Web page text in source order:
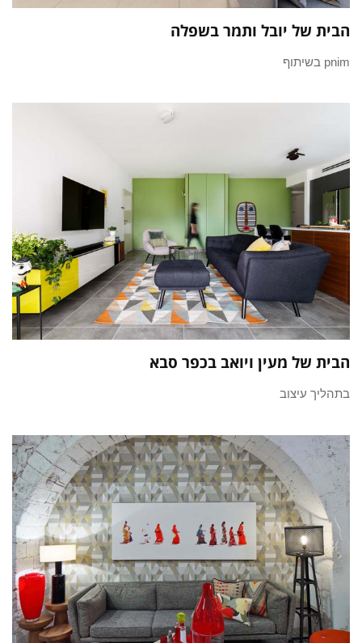
הבית של יובל ותמר בשפלה
pnim בשיתוף
הבית של מעין ויואב בכפר סבא
בתהליך עיצוב